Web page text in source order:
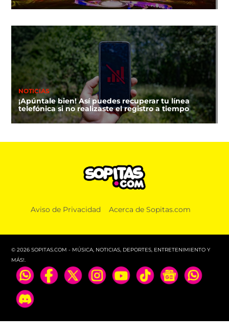
NOTICIAS
¡Apúntale bien! Así puedes recuperar tu línea
telefónica si no realizaste el registro a tiempo
Aviso de Privacidad Acerca de Sopitas.com
© 2026 SOPITAS.COM - MÚSICA, NOTICIAS, DEPORTES, ENTRETENIMIENTO Y
MÁS!.